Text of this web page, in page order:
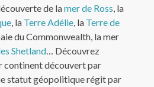
de lamer de Ross, la
, la Terre Adélie, la Terre de
du Commonwealth, la mer
Shetland… Découvrez
continent découvert par
statut géopolitique régit par